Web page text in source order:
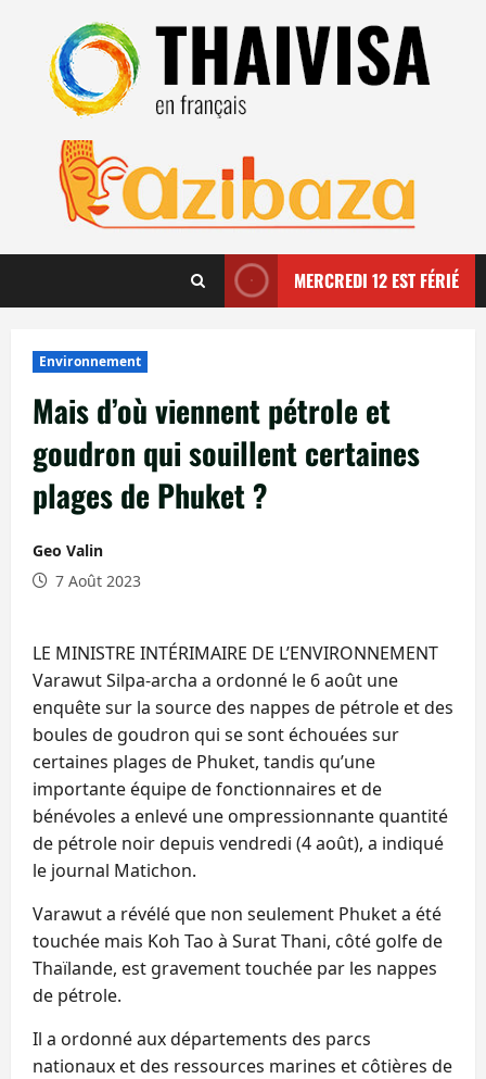
contenu
MERCREDI 12 EST FÉRIÉ
Environnement
Mais d’où viennent pétrole et
goudron qui souillent certaines
plages de Phuket ?
Geo Valin
7 Août 2023
LE MINISTRE INTÉRIMAIRE DE L’ENVIRONNEMENT
Varawut Silpa-archa a ordonné le 6 août une
enquête sur la source des nappes de pétrole et des
boules de goudron qui se sont échouées sur
certaines plages de Phuket, tandis qu’une
importante équipe de fonctionnaires et de
bénévoles a enlevé une ompressionnante quantité
de pétrole noir depuis vendredi (4 août), a indiqué
le journal Matichon.
Varawut a révélé que non seulement Phuket a été
touchée mais Koh Tao à Surat Thani, côté golfe de
Thaïlande, est gravement touchée par les nappes
de pétrole.
Il a ordonné aux départements des parcs
nationaux et des ressources marines et côtières de